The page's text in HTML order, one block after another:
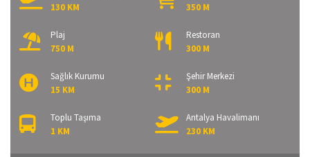
130 KM
350 M
Plaj
750 M
Restoran
300 M
Sağlık Kurumu
15 KM
Şehir Merkezi
300 M
Toplu Taşıma
1 KM
Antalya Havalimanı
230 KM